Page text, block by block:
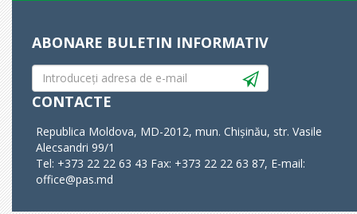
ABONARE BULETIN INFORMATIV
CONTACTE
Republica Moldova, MD-2012, mun. Chișinău, str. Vasile
Alecsandri 99/1
Tel: +373 22 22 63 43 Fax: +373 22 22 63 87, E-mail:
office@pas.md